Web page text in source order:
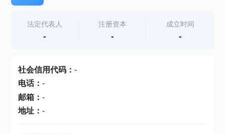
查产地
法定代表人
-
注册资本
-
成立时间
-
社会信用代码： -
电话： -
邮箱： -
地址： -